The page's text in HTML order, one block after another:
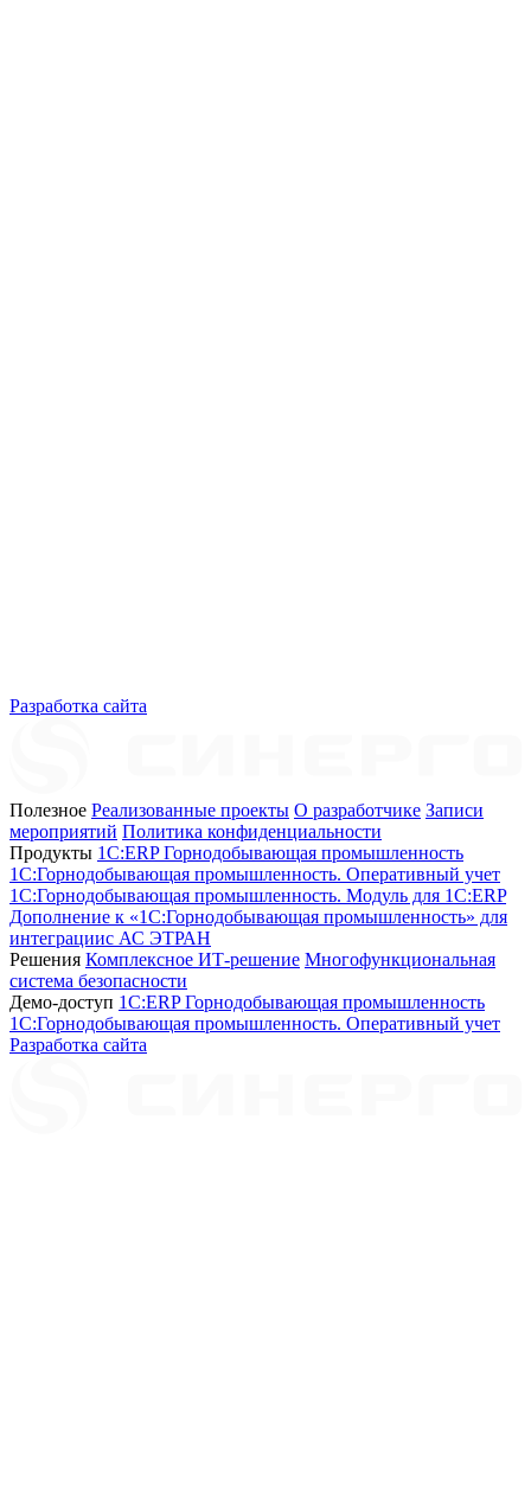
Разработка сайта
Полезное Реализованные проекты О разработчике Записи
мероприятий Политика конфиденциальности
Продукты 1C:ERP Горнодобывающая промышленность
1C:Горнодобывающая промышленность. Оперативный учет
1C:Горнодобывающая промышленность. Модуль для 1С:ERP
Дополнение к «1С:Горнодобывающая промышленность» для
интеграциис АС ЭТРАН
Решения Комплексное ИТ-решение Многофункциональная
система безопасности
Демо-доступ 1С:ERP Горнодобывающая промышленность
1С:Горнодобывающая промышленность. Оперативный учет
Разработка сайта